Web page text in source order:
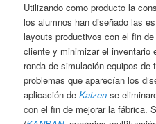
Utilizando como producto la
los alumnos han diseñado las
layouts productivos con el fin
cliente y minimizar el inventario
ronda de simulación equipos de
problemas que aparecían los
aplicación deKaizen se
con el fin de mejorar la fábrica.